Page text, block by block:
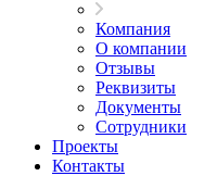
Компания
О компании
Отзывы
Реквизиты
Документы
Сотрудники
Проекты
Контакты